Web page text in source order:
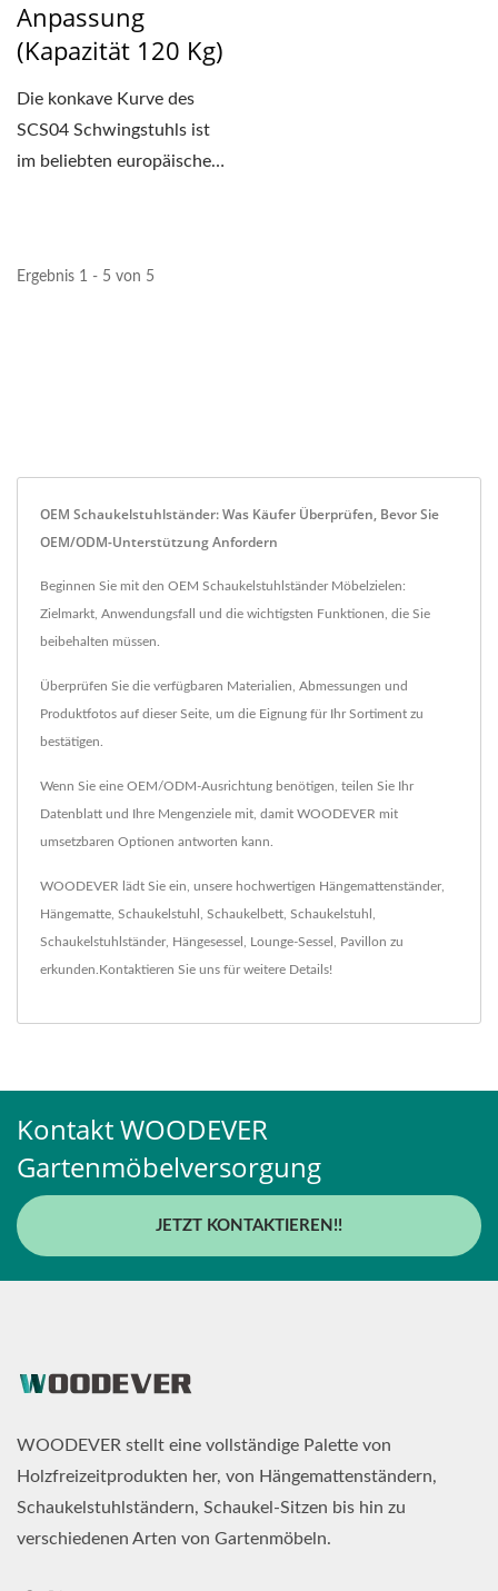
Anpassung
(Kapazität 120 Kg)
Die konkave Kurve des
SCS04 Schwingstuhls ist
im beliebten europäischen
Ergebnis 1 - 5 von 5
OEM Schaukelstuhlständer: Was Käufer Überprüfen, Bevor Sie
OEM/ODM-Unterstützung Anfordern
Beginnen Sie mit den OEM Schaukelstuhlständer Möbelzielen:
Zielmarkt, Anwendungsfall und die wichtigsten Funktionen, die Sie
beibehalten müssen.
Überprüfen Sie die verfügbaren Materialien, Abmessungen und
Produktfotos auf dieser Seite, um die Eignung für Ihr Sortiment zu
bestätigen.
Wenn Sie eine OEM/ODM-Ausrichtung benötigen, teilen Sie Ihr
Datenblatt und Ihre Mengenziele mit, damit WOODEVER mit
umsetzbaren Optionen antworten kann.
WOODEVER lädt Sie ein, unsere hochwertigen Hängemattenständer,
Hängematte Schaukelstuhl Schaukelbett Schaukelstuhl
Schaukelstuhlständer, Hängesessel Lounge-Sessel Pavillon zu
erkunden. Kontaktieren Sie uns für weitere Details!
Kontakt WOODEVER
Gartenmöbelversorgung
JETZT KONTAKTIEREN!!
WOODEVER stellt eine vollständige Palette von
Holzfreizeitprodukten her, von Hängemattenständern,
Schaukelstuhlständern, Schaukel-Sitzen bis hin zu
verschiedenen Arten von Gartenmöbeln.